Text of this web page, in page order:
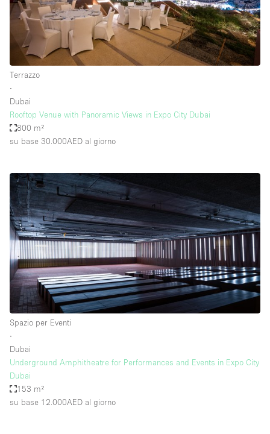
Terrazzo
∙
Dubai
Rooftop Venue with Panoramic Views in Expo City Dubai
800 m²
su base 30.000AED al giorno
Spazio per Eventi
∙
Dubai
Underground Amphitheatre for Performances and Events in Expo City
Dubai
153 m²
su base 12.000AED al giorno